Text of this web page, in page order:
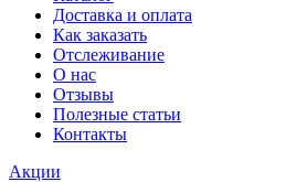
Доставка и оплата
Как заказать
Отслеживание
О нас
Отзывы
Полезные статьи
Контакты
Акции